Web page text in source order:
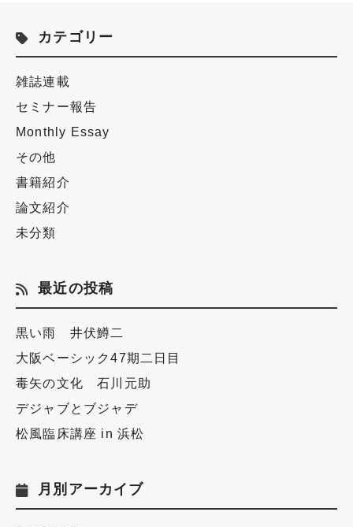
カテゴリー
雑誌連載
セミナー報告
Monthly Essay
その他
書籍紹介
論文紹介
未分類
最近の投稿
黒い雨 井伏鱒二
大阪ベーシック47期二日目
毒矢の文化 石川元助
デジャブとブジャデ
松風臨床講座 in 浜松
月別アーカイブ